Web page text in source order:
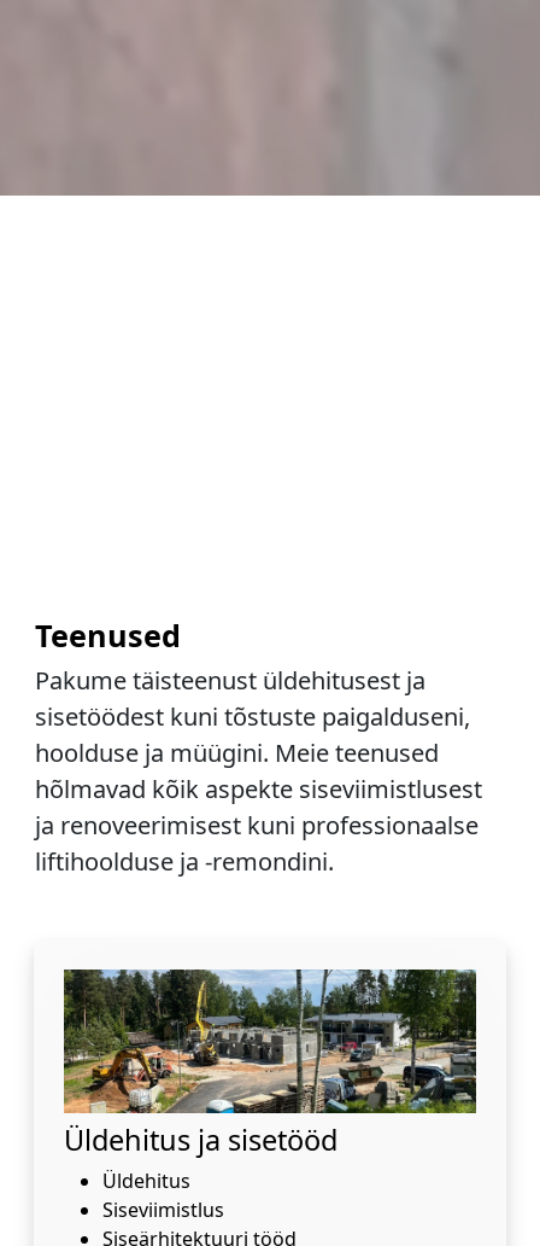
Teenused
Pakume täisteenust üldehitusest ja
sisetöödest kuni tõstuste paigalduseni,
hoolduse ja müügini. Meie teenused
hõlmavad kõik aspekte siseviimistlusest
ja renoveerimisest kuni professionaalse
liftihoolduse ja -remondini.
Üldehitus ja sisetööd
Üldehitus
Siseviimistlus
Siseärhitektuuri tööd